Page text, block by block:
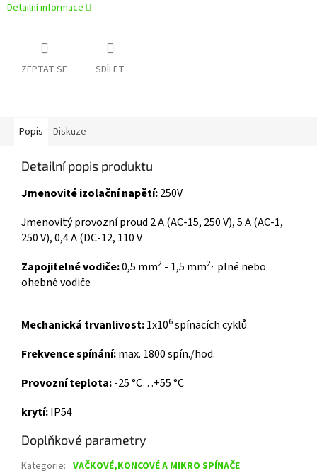
Detailní informace
ZEPTAT SE SDÍLET
Popis Diskuze
Detailní popis produktu
Jmenovité izolační napětí:250V
Jmenovitý provozní proud 2 A (AC-15, 250 V), 5 A (AC-1,
250 V), 0,4 A (DC-12, 110 V
Zapojitelné vodiče:0,5 mm2 - 1,5 mm2, plné nebo
ohebné vodiče
Mechanická trvanlivost:1x106spínacích cyklů
Frekvence spínání:max. 1800 spín./hod.
Provozní teplota:-25 °C…+55 °C
krytí:IP54
Doplňkové parametry
Kategorie: VAČKOVÉ,KONCOVÉ A MIKRO SPÍNAČE